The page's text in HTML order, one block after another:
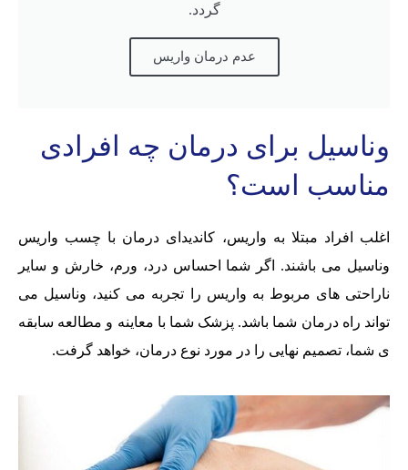
گردد.
عدم درمان واریس
وناسیل برای درمان چه افرادی
مناسب است؟
اغلب افراد مبتلا به واریس، کاندیدای درمان با چسب واریس
وناسیل می باشند. اگر شما احساس درد، ورم، خارش و سایر
ناراحتی های مربوط به واریس را تجربه می کنید، وناسیل می
تواند راه درمان شما باشد. پزشک شما با معاینه و مطالعه سابقه
ی شما، تصمیم نهایی را در مورد نوع درمان، خواهد گرفت.